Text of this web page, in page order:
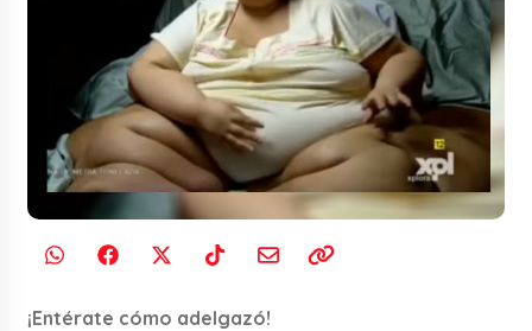
¡Entérate cómo adelgazó!